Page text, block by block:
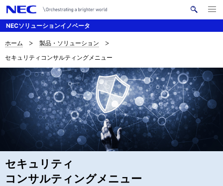
NECソリューションイノベータ
索
メ
ニ
ナ
ビ
サ
イ
内
在
位
ホーム
製品・ソリューション
セキュリティコンサルティングメニュー
セキュリティ
コンサルティングメニュー